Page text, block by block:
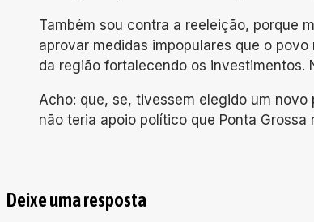
Também sou contra a reeleição, porque
aprovar medidas impopulares que o
da região fortalecendo os investimentos.
Acho: que, se, tivessem elegido um
não teria apoio político que Ponta
Deixe uma resposta